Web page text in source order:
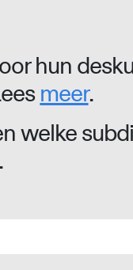
hun
meer.
welke